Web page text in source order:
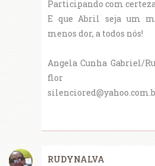
Participando com
E que Abril seja um
menos dor, a todos nós!
Angela Cunha Gabriel/
flor
RUDYNALVA